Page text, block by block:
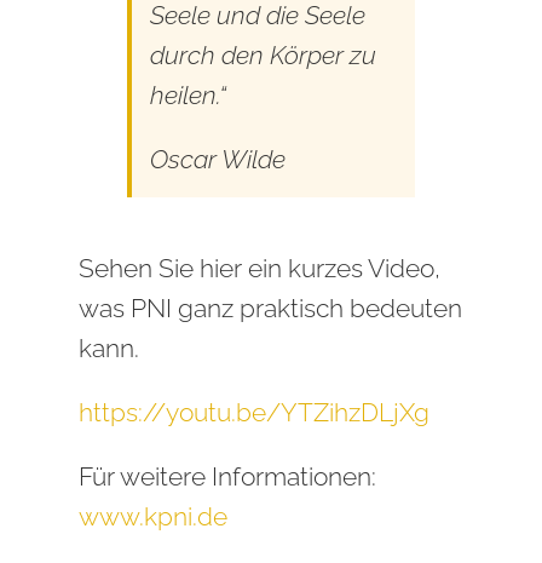
Seele und die Seele
durch den Körper zu
heilen.“
Oscar Wilde
Sehen Sie hier ein kurzes Video,
was PNI ganz praktisch bedeuten
kann.
https://youtu.be/YTZihzDLjXg
Für weitere Informationen:
www.kpni.de